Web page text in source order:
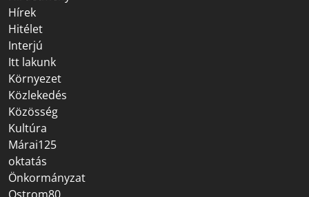
Hírek
Hitélet
Interjú
Itt lakunk
Környezet
Közlekedés
Közösség
Kultúra
Márai125
oktatás
Önkormányzat